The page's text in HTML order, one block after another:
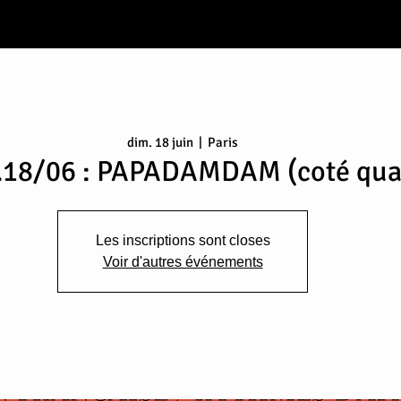
dim. 18 juin
  |
Paris
06 : PAPADAMDAM (coté
Les inscriptions sont closes
Voir d'autres événements